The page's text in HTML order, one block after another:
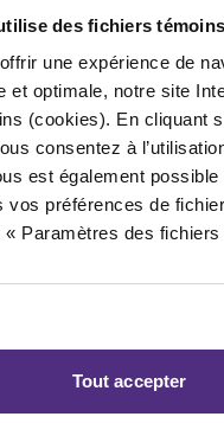
des fichiers
une expérience de
et optimale, notre site
(cookies). En cliquant
consentez à
est également
vos préférences de
« Paramètres des
Tout accepter
Nicolas
CPA, PAIR, SAI